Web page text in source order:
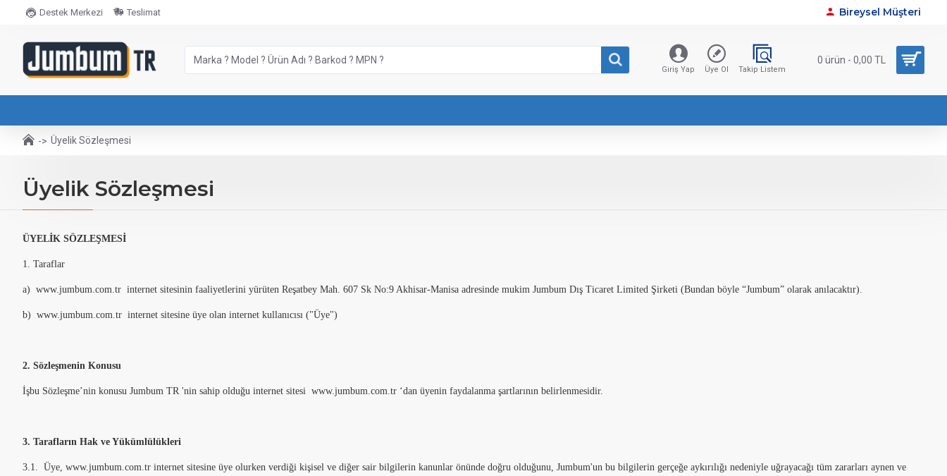
Destek Merkezi Teslimat Bireysel Müşteri
Giriş Yap Üye Ol Takip Listem
0 ürün - 0,00 TL
Üyelik Sözleşmesi
Üyelik Sözleşmesi
ÜYELİK SÖZLEŞMESİ
1. Taraflar
a) www.jumbum.com.tr internet sitesinin faaliyetlerini yürüten Reşatbey Mah. 607 Sk No:9 Akhisar-Manisa adresinde mukim Jumbum Dış Ticaret Limited Şirketi (Bundan böyle “Jumbum” olarak anılacaktır).
b) www.jumbum.com.tr internet sitesine üye olan internet kullanıcısı ("Üye")
2. Sözleşmenin Konusu
İşbu Sözleşme’nin konusu Jumbum TR 'nin sahip olduğu internet sitesi www.jumbum.com.tr ‘dan üyenin faydalanma şartlarının belirlenmesidir.
3. Tarafların Hak ve Yükümlülükleri
3.1. Üye, www.jumbum.com.tr internet sitesine üye olurken verdiği kişisel ve diğer sair bilgilerin kanunlar önünde doğru olduğunu, Jumbum'un bu bilgilerin gerçeğe aykırılığı nedeniyle uğrayacağı tüm zararları aynen ve